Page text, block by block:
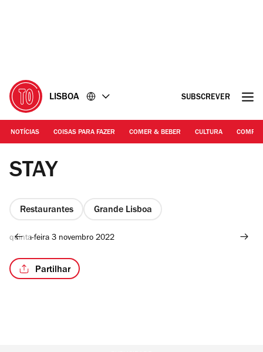
LISBOA SUBSCREVER
NOTÍCIAS COISAS PARA FAZER COMER & BEBER CULTURA
Francisco Romão Pereira
STAY
Restaurantes Grande Lisboa
quinta-feira 3 novembro 2022
Partilhar